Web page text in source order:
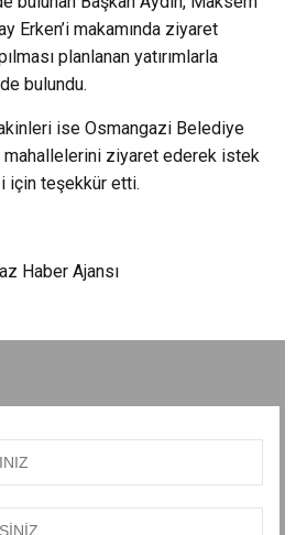
Erken’i makamında ziyaret
planlanan yatırımlarla
bulundu.
ise Osmangazi Belediye
mahallelerini ziyaret ederek istek
için teşekkür etti.
Haber Ajansı